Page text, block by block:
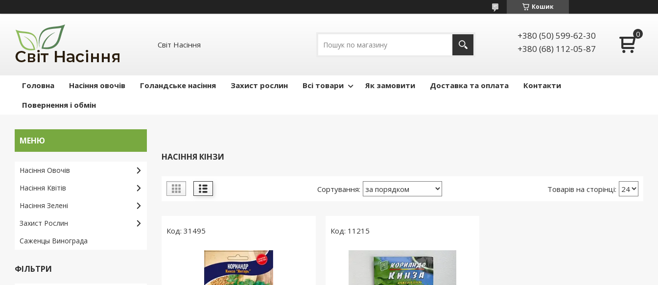
Кошик
Світ Насіння
+380 (50) 599-62-30
+380 (68) 112-05-87
Головна Насіння овочів Голандське насіння Захист рослин Всі товари Як замовити Доставка та оплата
Контакти
Повернення і обмін
НАСІННЯ КІНЗИ
31495 11215
Насіння Овочів
Насіння Квітів
Насіння Зелені
Захист Рослин
Саженцы Винограда
ФІЛЬТРИ